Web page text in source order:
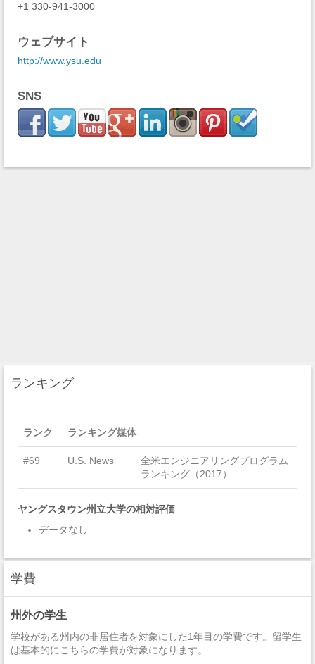
+1 330-941-3000
ウェブサイト
http://www.ysu.edu
SNS
ランキング
ランク ランキング媒体
#69 U.S. News
全米エンジニアリングプログラム
ランキング（2017）
ヤングスタウン州立大学の相対評価
データなし
学費
州外の学生
学校がある州内の非居住者を対象にした1年目の学費です。留学生
は基本的にこちらの学費が対象になります。